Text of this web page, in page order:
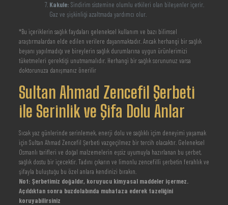
Kakule: Sindirim sistemine olumlu etkileri olan bileşenler içerir.
Gaz ve şişkinliği azaltmada yardımcı olur.
*Bu içeriklerin sağlık faydaları geleneksel kullanım ve bazı bilimsel
araştırmalardan elde edilen verilere dayanmaktadır. Ancak herhangi bir sağlık
beyanı yapılmadığı ve bireylerin sağlık durumlarına uygun ürünlerimizi
tüketmeleri gerektiği unutmamalıdır. Herhangi bir sağlık sorununuz varsa
doktorunuza danışmanız önerilir
Sultan Ahmad Zencefil Şerbeti
ile Serinlik ve Şifa Dolu Anlar
Sıcak yaz günlerinde serinlemek, enerji dolu ve sağlıklı içim deneyimi yaşamak
için Sultan Ahmad Zencefil Şerbeti vazgeçilmez bir tercih olacaktır. Geleneksel
Osmanlı tarifleri ve doğal malzemelerin eşsiz uyumuyla hazırlanan bu şerbet,
sağlık dostu bir içecektir. Tadını çıkarın ve limonlu zencefilli şerbetin ferahlık ve
şifayla buluştuğu bu özel anlara kendinizi bırakın.
Not: Şerbetimiz doğaldır, koruyucu kimyasal maddeler içermez.
Açıldıktan sonra buzdolabında muhafaza ederek tazeliğini
koruyabilirsiniz